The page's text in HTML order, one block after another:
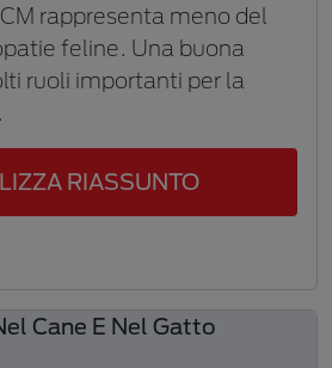
rappresenta meno del
feline. Una buona
ruoli importanti per la
RIASSUNTO